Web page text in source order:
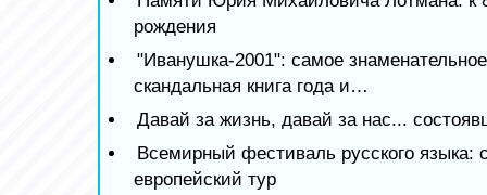
рождения
"Иванушка-2001": самое
скандальная книга года и…
Давай за жизнь, давай за нас...
Всемирный фестиваль русского языка:
европейский тур